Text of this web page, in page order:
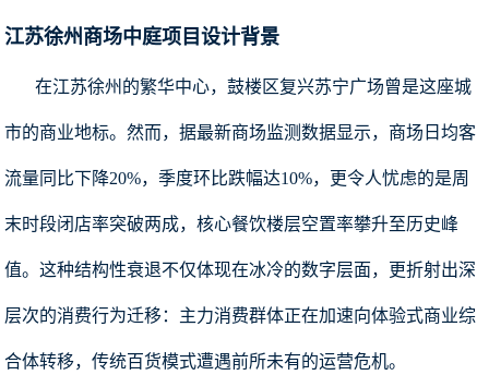
江苏徐州商场中庭项目设计背景
在江苏徐州的繁华中心，鼓楼区复兴苏宁广场曾是这座城
市的商业地标。然而，据最新商场监测数据显示，商场日均客
流量同比下降20%，季度环比跌幅达10%，更令人忧虑的是周
末时段闭店率突破两成，核心餐饮楼层空置率攀升至历史峰
值。这种结构性衰退不仅体现在冰冷的数字层面，更折射出深
层次的消费行为迁移：主力消费群体正在加速向体验式商业综
合体转移，传统百货模式遭遇前所未有的运营危机。